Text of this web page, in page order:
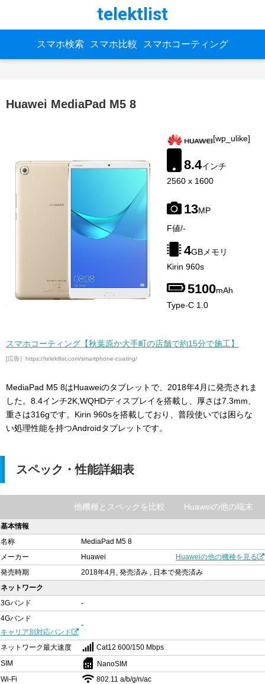
telektlist
スマホ検索 スマホ比較 スマホコーティング
Huawei MediaPad M5 8
image-
[wp_ulike]
8.4インチ
2560 x 1600
13MP
F値/-
4GBメモリ
Kirin 960s
5100mAh
Type-C 1.0
スマホコーティング【秋葉原か大手町の店舗で約15分で施工】
[広告］https://telektlist.com/smartphone-coating/
MediaPad M5 8はHuaweiのタブレットで、2018年4月に発売されま
した。8.4インチ2K,WQHDディスプレイを搭載し、厚さは7.3mm、
重さは316gです。Kirin 960sを搭載しており、普段使いでは困らな
い処理性能を持つAndroidタブレットです。
スペック・性能詳細表
Huaweiの他の端末
他機種とスペックを比較
基本情報
名称
MediaPad M5 8
メーカー
Huawei
Huaweiの他の機種を見る
発売時期
2018年4月, 発売済み , 日本で発売済み
ネットワーク
3Gバンド
-
4Gバンド
キャリア別対応バンド
-
ネットワーク最大速度
Cat12 600/150 Mbps
SIM
sim_card NanoSIM
Wi-Fi
802.11 a/b/g/n/ac